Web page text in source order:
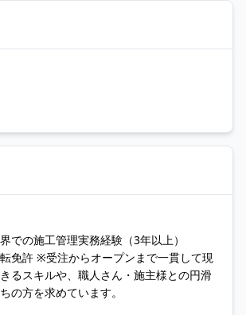
での施工管理実務経験（3年以上）
転免許 ※受注からオープンまで一貫して現
るスキルや、職人さん・施主様との円滑
の方を求めています。